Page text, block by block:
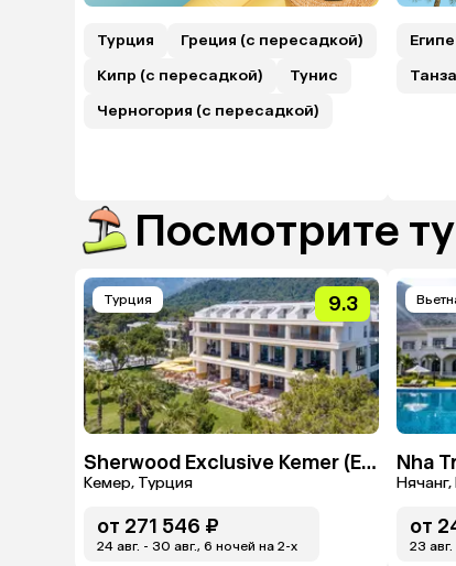
Турция
Греция (с пересадкой)
Кипр (с пересадкой)
Тунис
Черногория (с пересадкой)
Посмотрите
Турция 9.3
Sherwood Exclusive Kemer (Ex. Sherwood Club Kemer)
Кемер, Турция
от 271 546 ₽
24 авг. - 30 авг., 6 ночей на 2-x
от
23